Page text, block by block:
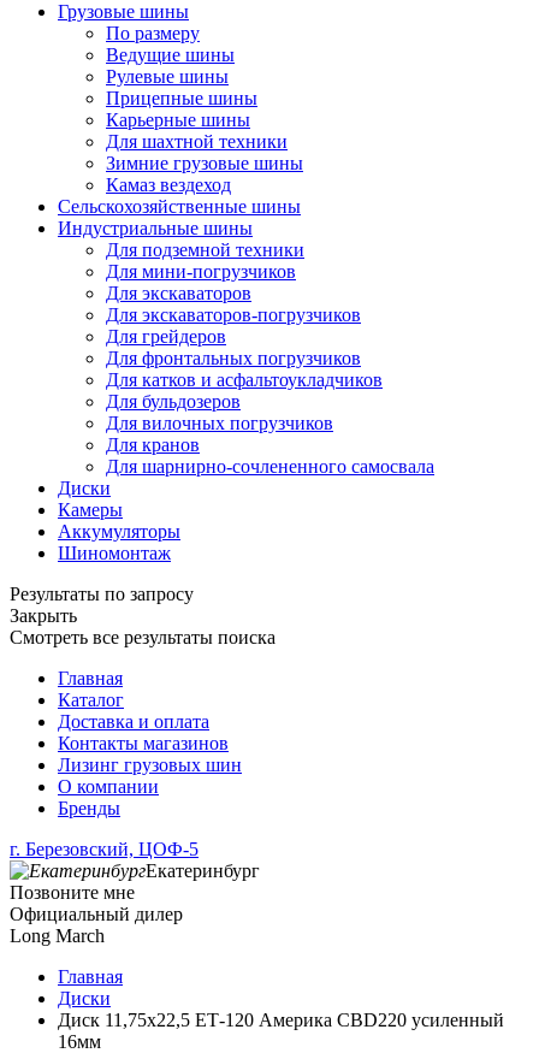
Грузовые шины
По размеру
Ведущие шины
Рулевые шины
Прицепные шины
Карьерные шины
Для шахтной техники
Зимние грузовые шины
Камаз вездеход
Сельскохозяйственные шины
Индустриальные шины
Для подземной техники
Для мини-погрузчиков
Для экскаваторов
Для экскаваторов-погрузчиков
Для грейдеров
Для фронтальных погрузчиков
Для катков и асфальтоукладчиков
Для бульдозеров
Для вилочных погрузчиков
Для кранов
Для шарнирно-сочлененного самосвала
Диски
Камеры
Аккумуляторы
Шиномонтаж
Результаты по запросу
Закрыть
Смотреть все результаты поиска
Главная
Каталог
Доставка и оплата
Контакты магазинов
Лизинг грузовых шин
О компании
Бренды
г. Березовский, ЦОФ-5
Екатеринбург
Позвоните мне
Официальный дилер
Long March
Главная
Диски
Диск 11,75х22,5 ЕТ-120 Америка CBD220 усиленный
16мм